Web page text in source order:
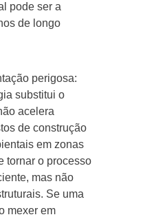
pode ser a
de longo
perigosa:
substitui o
acelera
de construção
em zonas
tornar o processo
mas não
Se uma
mexer em